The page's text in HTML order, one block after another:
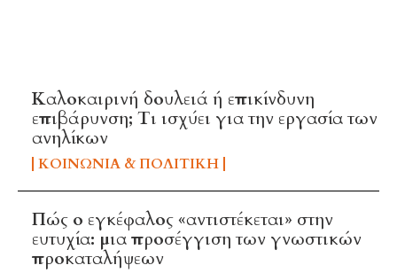
Καλοκαιρινή δουλειά ή επικίνδυνη
επιβάρυνση; Τι ισχύει για την εργασία των
ανηλίκων
ΚΟΙΝΩΝΊΑ & ΠΟΛΙΤΙΚΉ
Πώς ο εγκέφαλος «αντιστέκεται» στην
ευτυχία: μια προσέγγιση των γνωστικών
προκαταλήψεων